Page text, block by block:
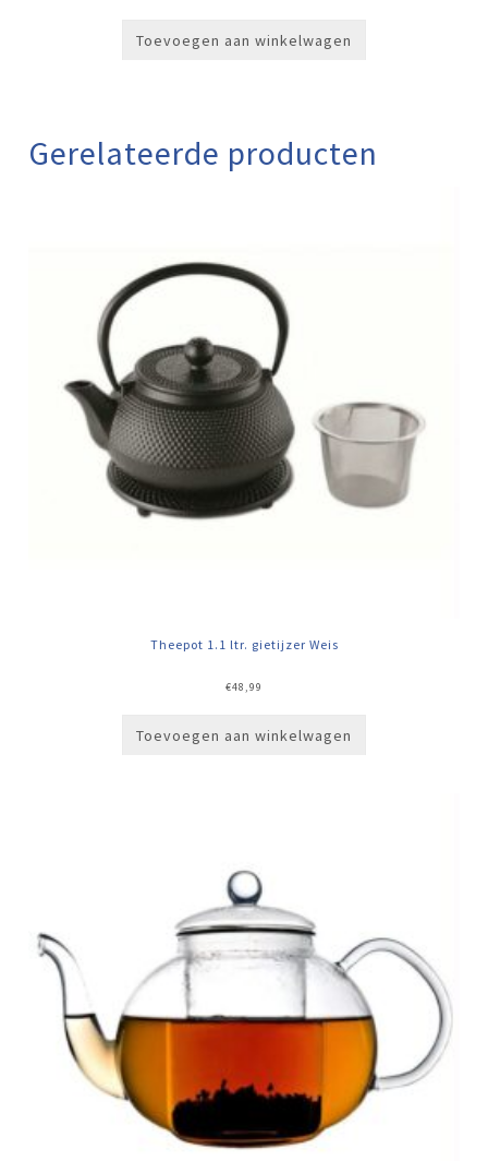
Toevoegen aan winkelwagen
Gerelateerde producten
Theepot 1.1 ltr. gietijzer Weis
€48,99
Toevoegen aan winkelwagen